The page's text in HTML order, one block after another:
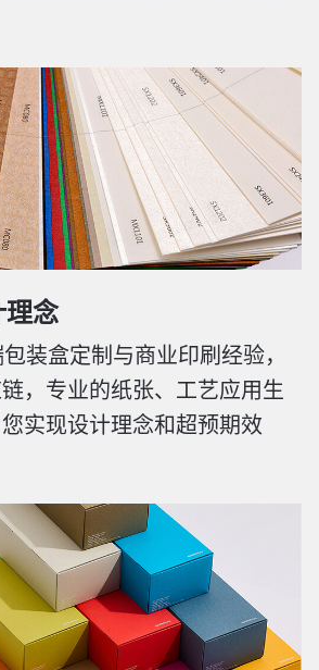
理念
装盒定制与商业印刷经验，
，专业的纸张、工艺应用生
实现设计理念和超预期效